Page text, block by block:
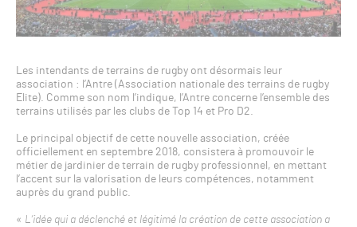
Les intendants de terrains de rugby ont désormais leur
association : l’Antre (Association nationale des terrains de rugby
Elite). Comme son nom l’indique, l’Antre concerne l’ensemble des
terrains utilisés par les clubs de Top 14 et Pro D2.
Le principal objectif de cette nouvelle association, créée
officiellement en septembre 2018, consistera à promouvoir le
métier de jardinier de terrain de rugby professionnel, en mettant
l’accent sur la valorisation de leurs compétences, notamment
auprès du grand public.
« L’idée qui a déclenché et légitimé la création de cette association a